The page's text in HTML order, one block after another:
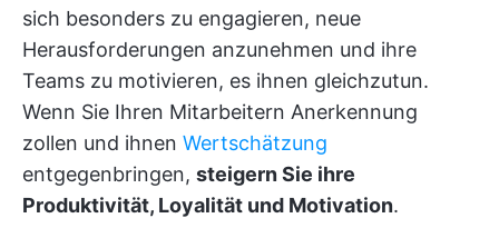
sich besonders zu engagieren, neue
Herausforderungen anzunehmen und ihre
Teams zu motivieren, es ihnen gleichzutun.
Wenn Sie Ihren Mitarbeitern Anerkennung
zollen und ihnen Wertschätzung
entgegenbringen, steigern Sie ihre
Produktivität, Loyalität und Motivation.